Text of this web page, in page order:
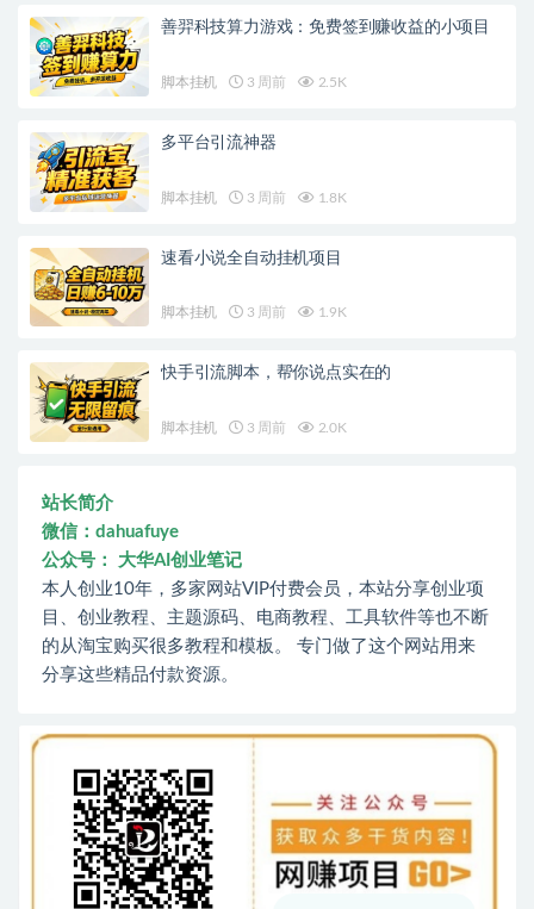
善羿科技算力游戏：免费签到赚收益的小项目
脚本挂机 3 周前 2.5K
多平台引流神器
脚本挂机 3 周前 1.8K
速看小说全自动挂机项目
脚本挂机 3 周前 1.9K
快手引流脚本，帮你说点实在的
脚本挂机 3 周前 2.0K
站长简介
微信：dahuafuye
公众号： 大华AI创业笔记
本人创业10年，多家网站VIP付费会员，本站分享创业项
目、创业教程、主题源码、电商教程、工具软件等也不断
的从淘宝购买很多教程和模板。 专门做了这个网站用来
分享这些精品付款资源。